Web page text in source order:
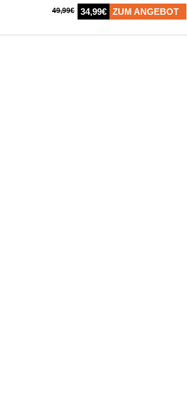
49,99€ 34,99€ ZUM ANGEBOT